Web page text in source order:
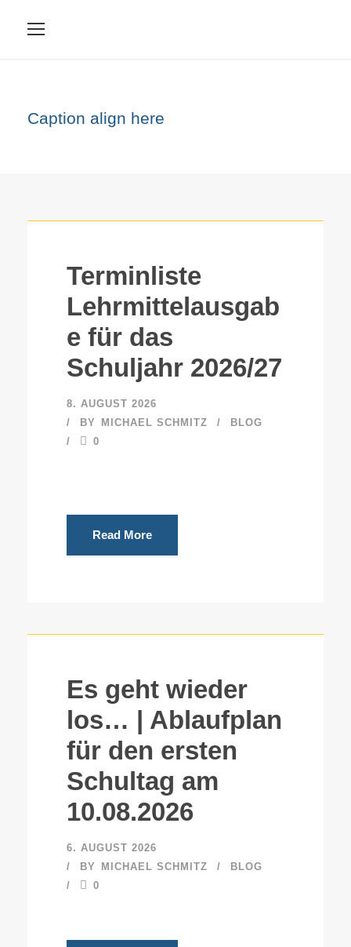
Caption align here
Terminliste
Lehrmittelausgab
e für das
Schuljahr 2026/27
8. AUGUST 2026
BY
MICHAEL SCHMITZ
BLOG
0
Read More
Es geht wieder
los… | Ablaufplan
für den ersten
Schultag am
10.08.2026
6. AUGUST 2026
BY
MICHAEL SCHMITZ
BLOG
0